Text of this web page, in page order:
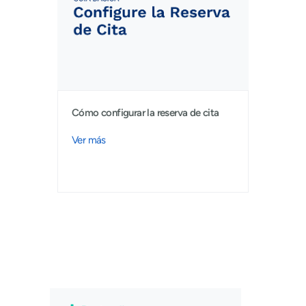
Cómo configurar la reserva de cita
Ver más